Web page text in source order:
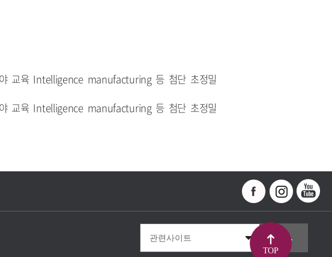
교육 Intelligence manufacturing 등 첨단 초정밀
교육 Intelligence manufacturing 등 첨단 초정밀
TOP